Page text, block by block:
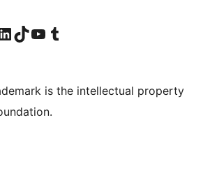
account
our LinkedIn account
造訪我們的 TikTok 帳號Visit our YouTube channel
造訪我們的 Tumblr 帳號
is the intellectual property